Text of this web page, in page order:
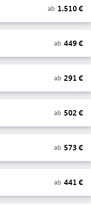
ab 1.510€
ab 449€
ab 291 €
ab 502 €
ab 573 €
ab 441 €